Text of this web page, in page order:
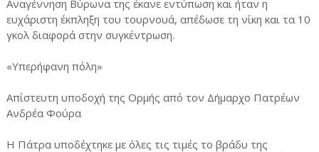
Αναγέννηση Βύρωνα της έκανε εντύπωση και ήταν η
ευχάριστη έκπληξη του τουρνουά, απέδωσε τη νίκη και τα 10
γκολ διαφορά στην συγκέντρωση.
«Υπερήφανη πόλη»
Απίστευτη υποδοχή της Ορμής από τον Δήμαρχο Πατρέων
Ανδρέα Φούρα
Η Πάτρα υποδέχτηκε με όλες τις τιμές το βράδυ της